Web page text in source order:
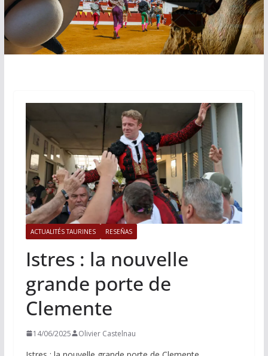
ACTUALITÉS TAURINES RESEÑAS
Istres : la nouvelle
grande porte de
Clemente
14/06/2025 Olivier Castelnau